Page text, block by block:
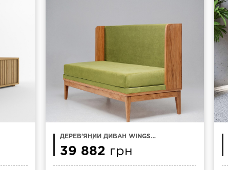
ДЕРЕВ'ЯНИЙ ДИВАН WINGS
39 882 грн